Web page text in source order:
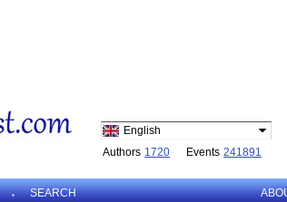
English
Authors 1720 Events 241891
SEARCH